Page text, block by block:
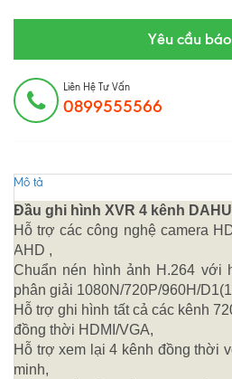
Yêu cầu
Liên Hệ Tư Vấn
0899555566
Mô tả
Đầu ghi hình XVR 4 kênh
Hỗ trợ các công nghệ camera
AHD ,
Chuẩn nén hình ảnh H.264 với
phân giải 1080N/720P/960H/
Hỗ trợ ghi hình tất cả các kênh
đồng thời HDMI/VGA,
Hỗ trợ xem lại 4 kênh đồng thời
minh,